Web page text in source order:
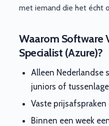
met iemand die het écht
Waarom Software
Specialist (Azure)?
Alleen Nederlandse
juniors of
Vaste
Binnen een week